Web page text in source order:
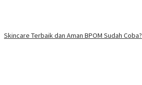
Skincare Terbaik dan Aman BPOM Sudah Coba?